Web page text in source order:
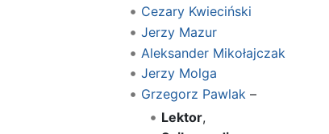
Cezary Kwieciński
Jerzy Mazur
Aleksander Mikołajczak
Jerzy Molga
Grzegorz Pawlak –
Lektor,